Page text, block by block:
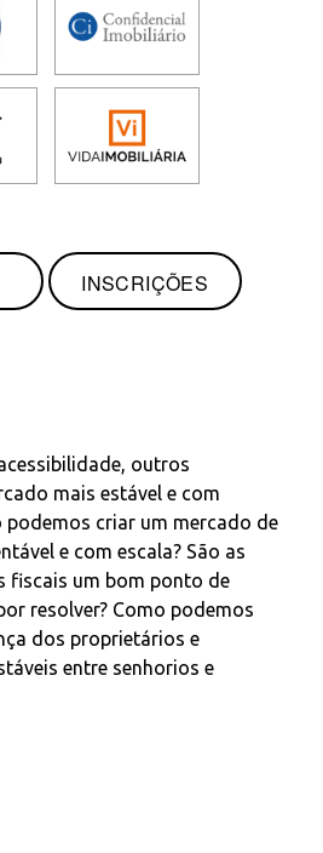
INSCRIÇÕES
outros
mais estável e com
podemos criar um mercado de
e com escala? São as
fiscais um bom ponto de
resolver? Como podemos
dos proprietários e
entre senhorios e